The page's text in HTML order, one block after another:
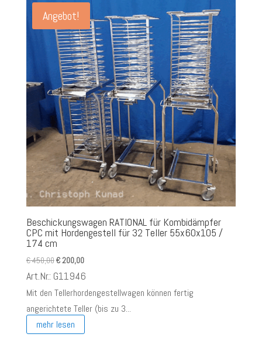
Angebot!
Beschickungswagen RATIONAL für Kombidämpfer
CPC mit Hordengestell für 32 Teller 55x60x105 /
174 cm
€450,00Ursprünglicher
Preis
€200,00Aktueller
Preis
€ 200,00.
Art.Nr.: G11946
Mit den Tellerhordengestellwagen können fertig
angerichtete Teller (bis zu 3...
mehr lesen